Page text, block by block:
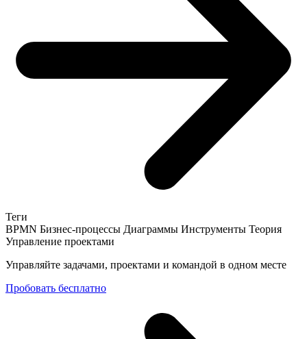
Теги
BPMN Бизнес-процессы Диаграммы Инструменты Теория
Управление проектами
Управляйте задачами, проектами и командой в одном месте
Пробовать бесплатно